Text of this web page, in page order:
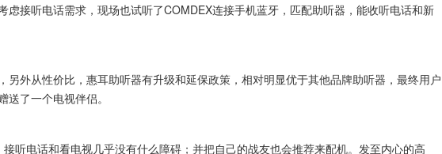
虑接听电话需求，现场也试听了COMDEX连接手机蓝牙，匹配助听器，能收听电话和新
另外从性价比，惠耳助听器有升级和延保政策，相对明显优于其他品牌助听器，最终用户
了一个电视伴侣。
听电话和看电视几乎没有什么障碍；并把自己的战友也会推荐来配机。发至内心的高